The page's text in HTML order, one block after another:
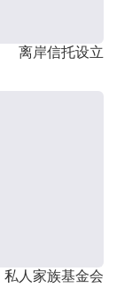
离岸信托设立
私人家族基金会